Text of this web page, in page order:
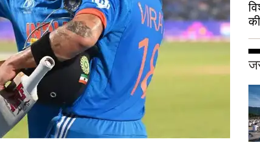
हुई